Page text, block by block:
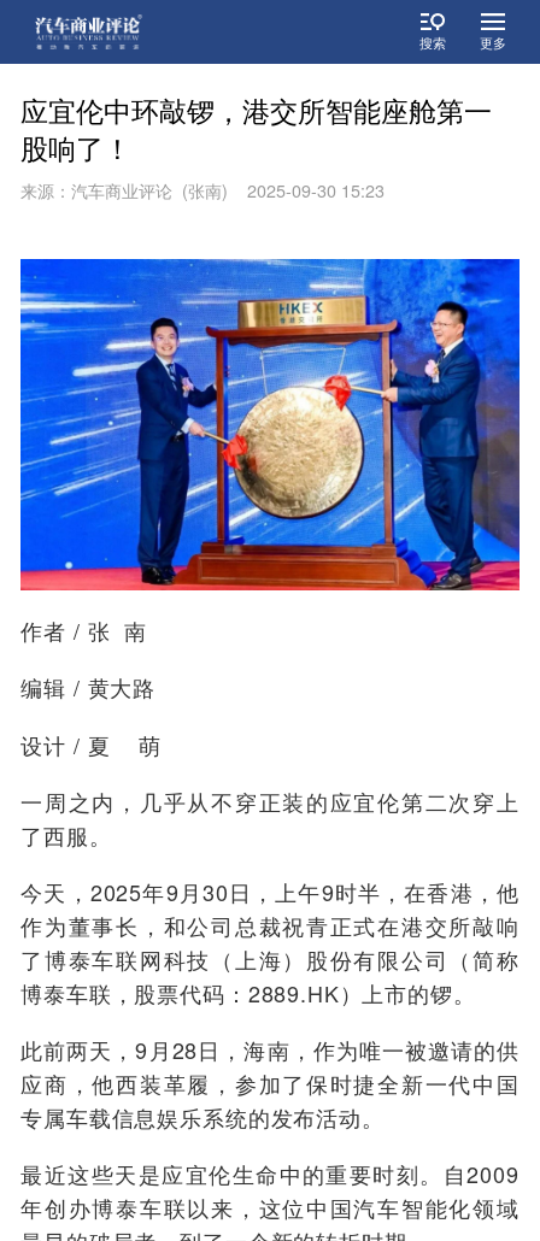
搜索 更多
应宜伦中环敲锣，港交所智能座舱第一
股响了！
来源：汽车商业评论 (张南) 2025-09-30 15:23
作者 / 张 南
编辑 / 黄大路
设计 / 夏 萌
一周之内，几乎从不穿正装的应宜伦第二次穿上
了西服。
今天，2025年9月30日，上午9时半，在香港，他
作为董事长，和公司总裁祝青正式在港交所敲响
了博泰车联网科技（上海）股份有限公司（简称
博泰车联，股票代码：2889.HK）上市的锣。
此前两天，9月28日，海南，作为唯一被邀请的供
应商，他西装革履，参加了保时捷全新一代中国
专属车载信息娱乐系统的发布活动。
最近这些天是应宜伦生命中的重要时刻。自2009
年创办博泰车联以来，这位中国汽车智能化领域